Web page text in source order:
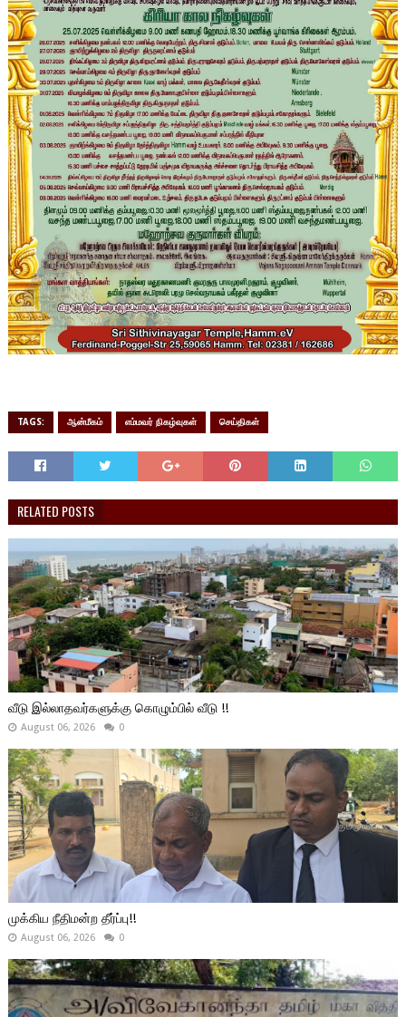
TAGS: ஆன்மீகம் எம்மவர் நிகழ்வுகள் செய்திகள்
RELATED POSTS
வீடு இல்லாதவர்களுக்கு கொழும்பில் வீடு !!
August 06, 2026 0
முக்கிய நீதிமன்ற தீர்ப்பு!!
August 06, 2026 0